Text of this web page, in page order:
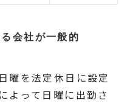
会社が一般的
曜を法定休日に設定
よって日曜に出勤さ